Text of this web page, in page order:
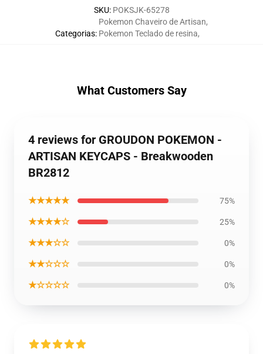
SKU: POKSJK-65278
Categorias:
Pokemon Chaveiro de Artisan,
Pokemon Teclado de resina,
What Customers Say
4 reviews for GROUDON POKEMON -
ARTISAN KEYCAPS - Breakwooden
BR2812
★★★★★ 75%
★★★★☆ 25%
★★★☆☆ 0%
★★☆☆☆ 0%
★☆☆☆☆ 0%